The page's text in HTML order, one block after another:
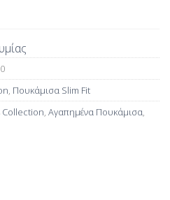
Πουκάμισα Slim Fit
Collection Αγαπημένα Πουκάμισα